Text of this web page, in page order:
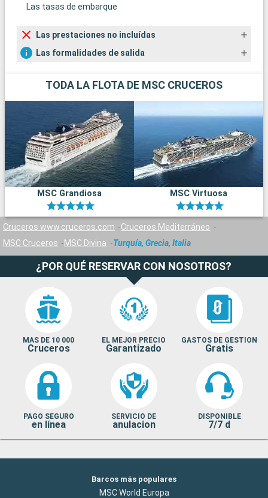
Las tasas de embarque
Las prestaciones no incluídas
Las formalidades de salida
TODA LA FLOTA DE MSC CRUCEROS
MSC Grandiosa MSC Virtuosa
Cruceros www.cruceros.com
Cruceros Mediterráneo
MSC Cruceros
MSC Divina Turquía, Grecia, Italia
¿POR QUÉ RESERVAR CON NOSOTROS?
MAS DE 10 000
Cruceros
EL MEJOR PRECIO
Garantizado
GASTOS DE GESTION
Gratis
PAGO SEGURO
en línea
SERVICIO DE
anulacion
DISPONIBLE
7/7 d
Barcos más populares
MSC World Europa